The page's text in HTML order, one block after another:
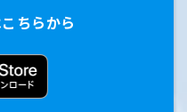
ちらから